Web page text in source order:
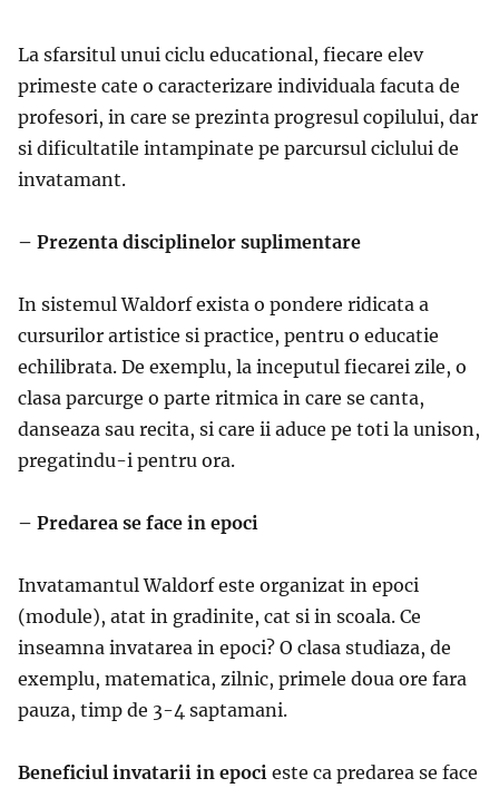
La sfarsitul unui ciclu educational, fiecare elev
primeste cate o caracterizare individuala facuta de
profesori, in care se prezinta progresul copilului, dar
si dificultatile intampinate pe parcursul ciclului de
invatamant.
– Prezenta disciplinelor suplimentare
In sistemul Waldorf exista o pondere ridicata a
cursurilor artistice si practice, pentru o educatie
echilibrata. De exemplu, la inceputul fiecarei zile, o
clasa parcurge o parte ritmica in care se canta,
danseaza sau recita, si care ii aduce pe toti la unison,
pregatindu-i pentru ora.
– Predarea se face in epoci
Invatamantul Waldorf este organizat in epoci
(module), atat in gradinite, cat si in scoala. Ce
inseamna invatarea in epoci? O clasa studiaza, de
exemplu, matematica, zilnic, primele doua ore fara
pauza, timp de 3-4 saptamani.
Beneficiul invatarii in epoci este ca predarea se face